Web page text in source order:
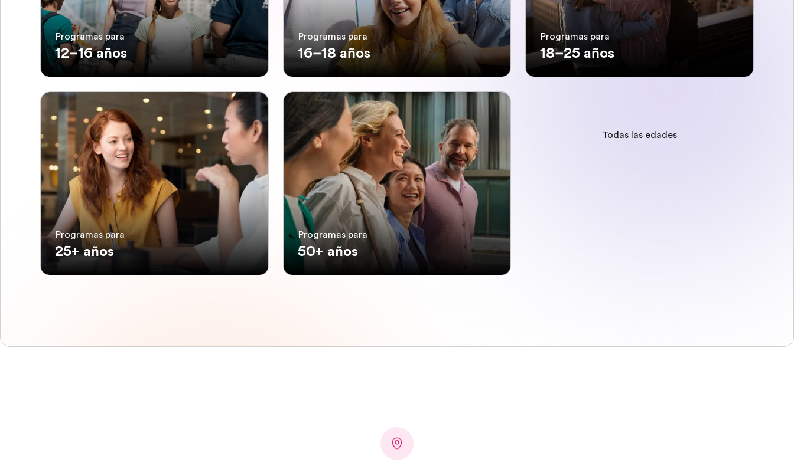
Programas para
12–16 años
Programas para
16–18 años
Programas para
18–25 años
Programas para
25+ años
Programas para
50+ años
Todas las edades